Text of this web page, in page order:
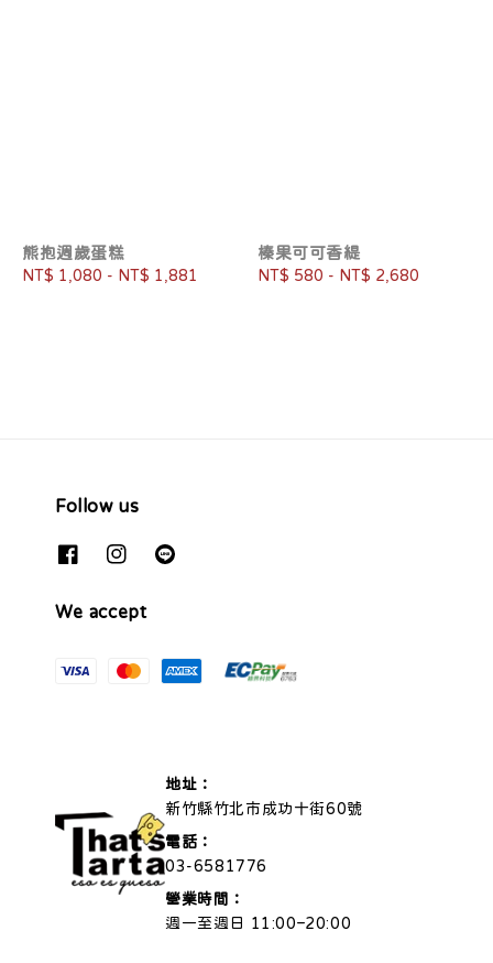
熊抱週歲蛋糕
Regular
NT$ 1,080 - NT$ 1,881
榛果可可香緹
Regular
NT$ 580 - NT$ 2,680
Follow us
We accept
地址：
新竹縣竹北市成功十街60號
電話：
03-6581776
營業時間：
週一至週日 11:00–20:00